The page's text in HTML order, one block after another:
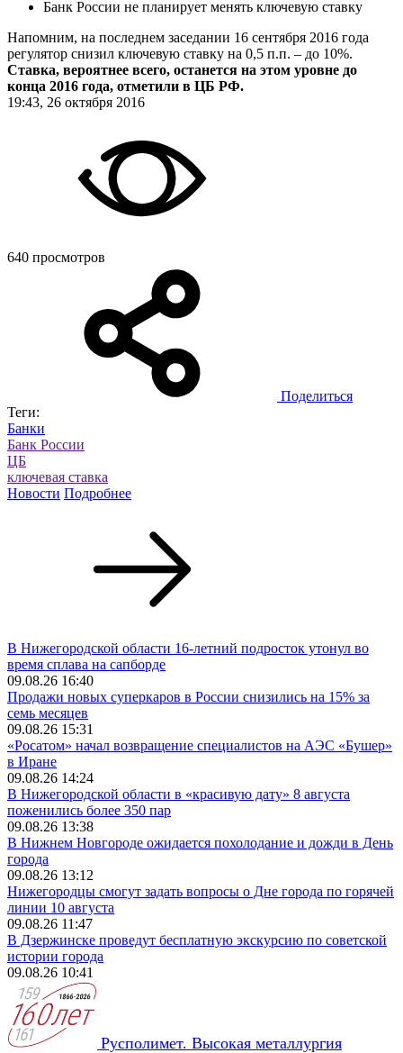
Банк России не планирует менять ключевую ставку
Напомним, на последнем заседании 16 сентября 2016 года
регулятор снизил ключевую ставку на 0,5 п.п. – до 10%.
Ставка, вероятнее всего, останется на этом уровне до
конца 2016 года, отметили в ЦБ РФ.
19:43, 26 октября 2016
640 просмотров
Поделиться
Теги:
Банки
Банк России
ЦБ
ключевая ставка
Новости Подробнее
В Нижегородской области 16-летний подросток утонул во
время сплава на сапборде
09.08.26 16:40
Продажи новых суперкаров в России снизились на 15% за
семь месяцев
09.08.26 15:31
«Росатом» начал возвращение специалистов на АЭС «Бушер»
в Иране
09.08.26 14:24
В Нижегородской области в «красивую дату» 8 августа
поженились более 350 пар
09.08.26 13:38
В Нижнем Новгороде ожидается похолодание и дожди в День
города
09.08.26 13:12
Нижегородцы смогут задать вопросы о Дне города по горячей
линии 10 августа
09.08.26 11:47
В Дзержинске проведут бесплатную экскурсию по советской
истории города
09.08.26 10:41
Русполимет. Высокая металлургия